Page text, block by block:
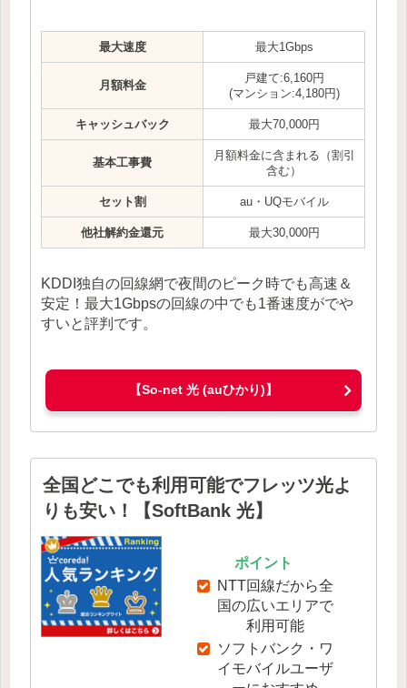
最大速度 最大1Gbps
月額料金
戸建て:6,160円
(マンション:4,180円)
キャッシュバック 最大70,000円
基本工事費
月額料金に含まれる（割引
含む）
セット割 au・UQモバイル
他社解約金還元 最大30,000円
KDDI独自の回線網で夜間のピーク時でも高速＆
安定！最大1Gbpsの回線の中でも1番速度がでや
すいと評判です。
【So-net 光 (auひかり)】
全国どこでも利用可能でフレッツ光よ
りも安い！【SoftBank 光】
ポイント
NTT回線だから全
国の広いエリアで
利用可能
ソフトバンク・ワ
イモバイルユーザ